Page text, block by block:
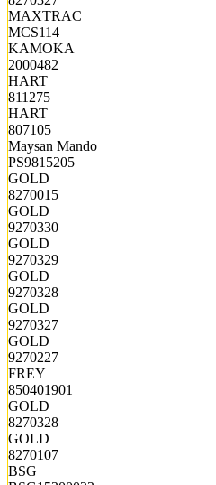
MAXTRAC
MCS114
KAMOKA
2000482
HART
811275
HART
807105
Maysan Mando
PS9815205
GOLD
8270015
GOLD
9270330
GOLD
9270329
GOLD
9270328
GOLD
9270327
GOLD
9270227
FREY
850401901
GOLD
8270328
GOLD
8270107
BSG